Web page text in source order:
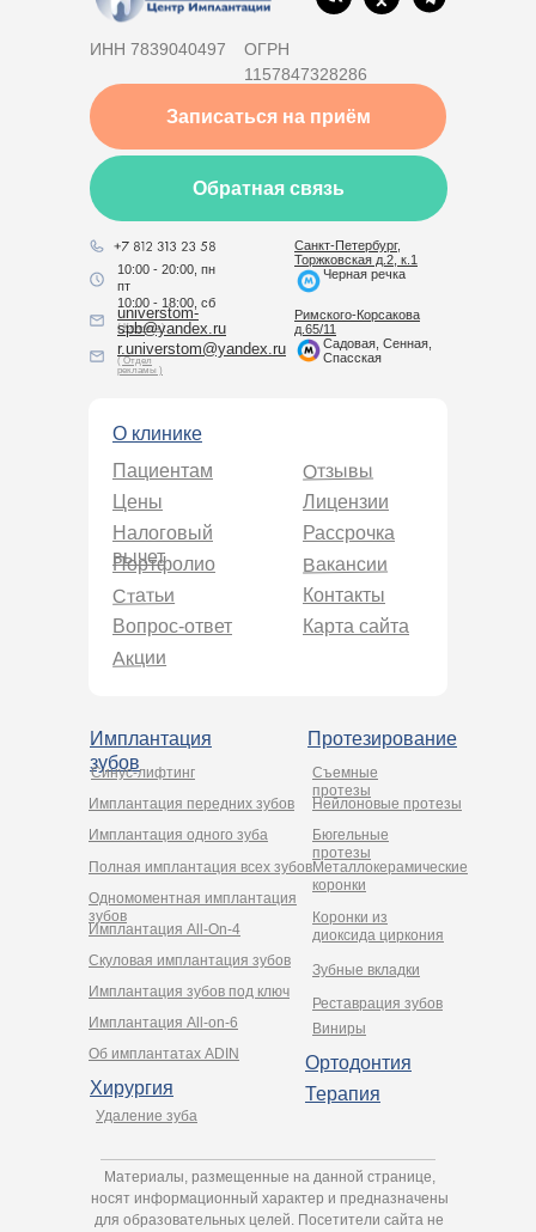
Хирургия
Имплантация All-on-6
Удаление зуба
Имплантация зубов под ключ
Cкуловая имплантация зубов
Имплантация All-On-4
Ортодонтия
Терапия
Имплантация
зубов
Одномоментная имплантация
зубов
Полная имплантация всех зубов
Имплантация одного зуба
Имплантация передних зубов
Об имплантатах ADIN
Синус-лифтинг
Нейлоновые протезы
Бюгельные
протезы
Металлокерамические
коронки
Коронки из
диоксида циркония
Зубные вкладки
Реставрация зубов
Виниры
Протезирование
Съемные
протезы
ИНН 7839040497
ОГРН
1157847328286
Записаться на приём
Обратная связь
r.universtom@yandex.ru
( Отдел
рекламы )
universtom-
spb@yandex.ru
( Клиника )
10:00 - 20:00, пн
пт
10:00 - 18:00, сб
О клинике
Акции
Вопрос-ответ
Статьи
Портфолио
Налоговый
вычет
Цены
Пациентам
Контакты
Вакансии
Рассрочка
Лицензии
Отзывы
Карта сайта
Материалы, размещенные на данной странице,
носят информационный характер и предназначены
для образовательных целей. Посетители сайта не
Санкт-Петербург,
Торжковская д.2, к.1
Черная речка
Римского-Корсакова
д.65/11
Садовая, Сенная,
Спасская